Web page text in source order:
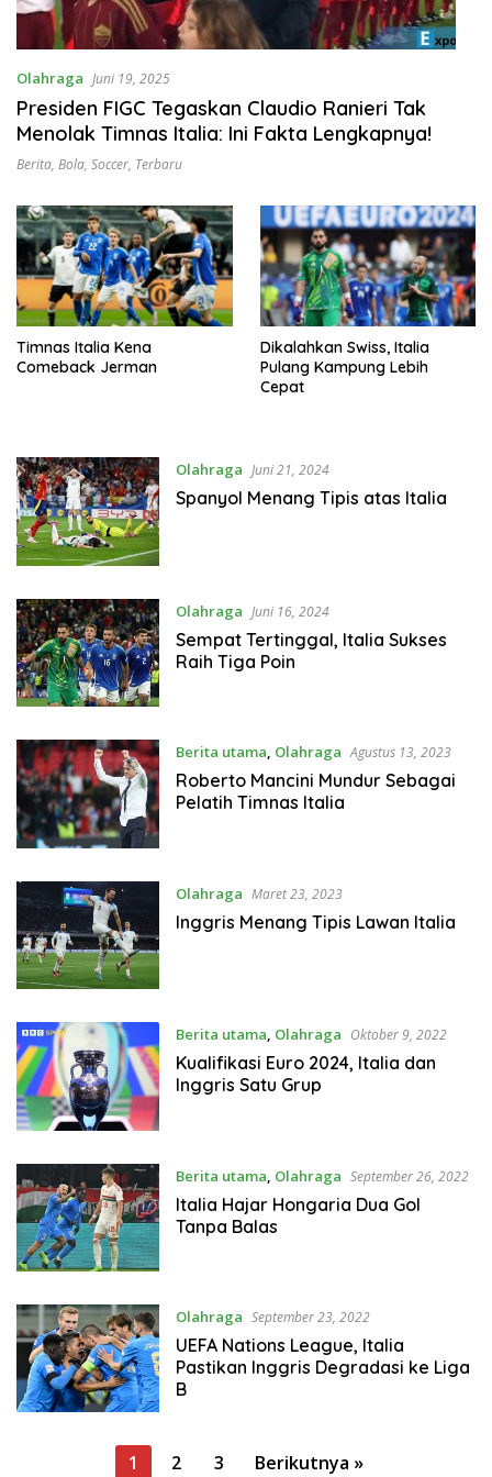
Olahraga Juni 19, 2025
Presiden FIGC Tegaskan Claudio Ranieri Tak
Menolak Timnas Italia: Ini Fakta Lengkapnya!
Berita, Bola, Soccer, Terbaru
Timnas Italia Kena
Comeback Jerman
Dikalahkan Swiss, Italia
Pulang Kampung Lebih
Cepat
Olahraga Juni 21, 2024
Spanyol Menang Tipis atas Italia
Olahraga Juni 16, 2024
Sempat Tertinggal, Italia Sukses
Raih Tiga Poin
Berita utama, Olahraga Agustus 13, 2023
Roberto Mancini Mundur Sebagai
Pelatih Timnas Italia
Olahraga Maret 23, 2023
Inggris Menang Tipis Lawan Italia
Berita utama, Olahraga Oktober 9, 2022
Kualifikasi Euro 2024, Italia dan
Inggris Satu Grup
Berita utama Olahraga September 26, 2022
Italia Hajar Hongaria Dua Gol
Tanpa Balas
Olahraga September 23, 2022
UEFA Nations League, Italia
Pastikan Inggris Degradasi ke Liga
B
1 2 3 Berikutnya »